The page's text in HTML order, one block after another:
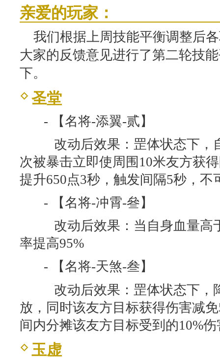
亲爱的玩家：
我们根据上周技能平衡调整后
大家的反馈意见进行了第二轮技
下。
圣堂
- 【名将-添翼-贰】
改动后效果：罡体状态下，
次被暴击立即使周围10米友方获
提升650点3秒，触发间隔5秒，不
- 【名将-冲霄-叄】
改动后效果：当自身血量高
率提高95%
- 【名将-天煞-叁】
改动后效果：罡体状态下，
放，同时该友方目标获得伤害减
间内分摊该友方目标受到的10%伤
玉虚